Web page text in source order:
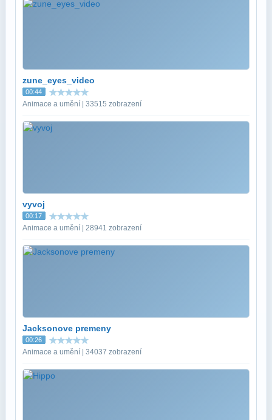
zune_eyes_video
00:44
Animace a umění | 33515 zobrazení
vyvoj
00:17
Animace a umění | 28941 zobrazení
Jacksonove premeny
00:26
Animace a umění | 34037 zobrazení